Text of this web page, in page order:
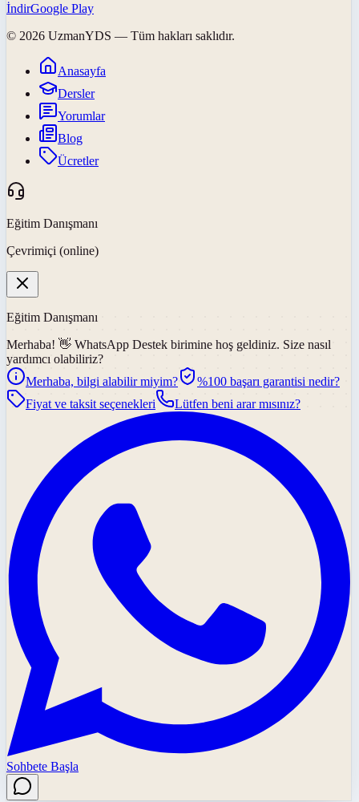
İndirGoogle Play
© 2026 UzmanYDS — Tüm hakları saklıdır.
Anasayfa
Dersler
Yorumlar
Blog
Ücretler
Eğitim Danışmanı
Çevrimiçi (online)
Eğitim Danışmanı
Merhaba! 👋 WhatsApp Destek birimine hoş geldiniz. Size nasıl
yardımcı olabiliriz?
Merhaba, bilgi alabilir miyim?
%100 başarı garantisi nedir?
Fiyat ve taksit seçenekleri
Lütfen beni arar mısınız?
Sohbete Başla